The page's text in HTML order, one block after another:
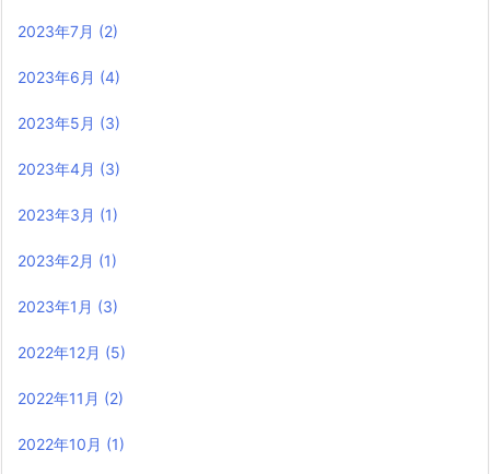
2023年7月 (2)
2023年6月 (4)
2023年5月 (3)
2023年4月 (3)
2023年3月 (1)
2023年2月 (1)
2023年1月 (3)
2022年12月 (5)
2022年11月 (2)
2022年10月 (1)